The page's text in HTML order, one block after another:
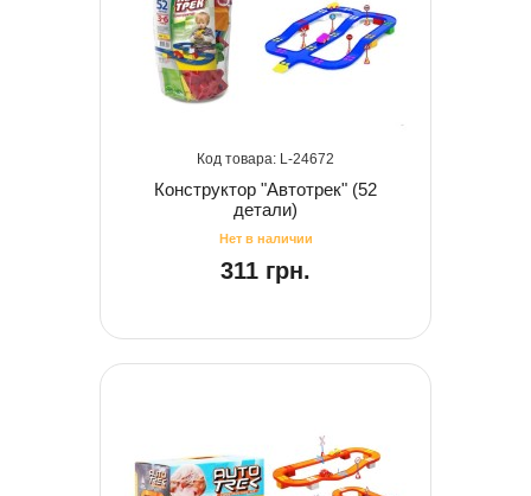
24672
Конструктор "Автотрек" (52
детали)
311 грн.